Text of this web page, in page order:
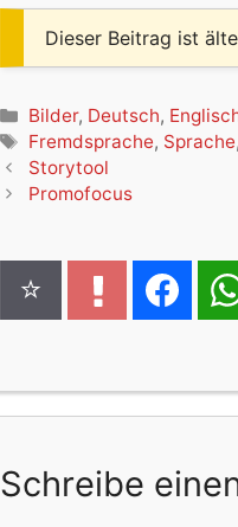
Dieser Beitrag ist
Kategorien
Bilder, Deutsch,
Schlagwörter
Fremdsprache, Sprache,
Storytool
Promofocus
Schreibe